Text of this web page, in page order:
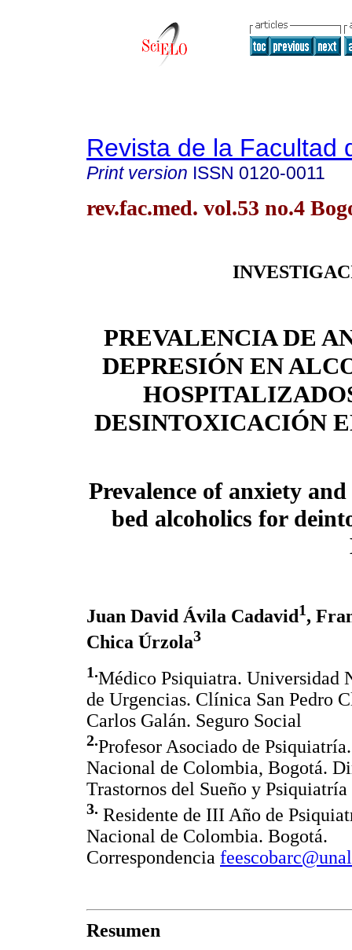
Revista de la Facultad
Print version ISSN 0120-0011
rev.fac.med. vol.53 no.4
PREVALENCIA DE
DEPRESIÓN EN
DESINTOXICACIÓN
Prevalence of anxiety
bed alcoholics for
Juan David Ávila Cadavid 1,
Chica Úrzola3
1.Médico Psiquiatra. Universidad
de Urgencias. Clínica San Pedro
Carlos Galán. Seguro Social
2.Profesor Asociado de
Nacional de Colombia, Bogotá.
Trastornos del Sueño y
3. Residente de III Año de
Nacional de Colombia. Bogotá.
Correspondencia
Resumen